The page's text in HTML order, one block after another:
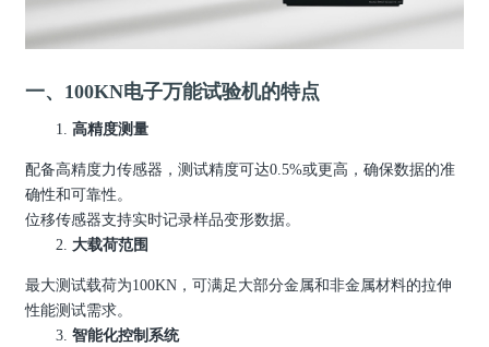
一、100KN电子万能试验机的特点
1.高精度测量
配备高精度力传感器，测试精度可达0.5%或更高，确保数据的准
确性和可靠性。
位移传感器支持实时记录样品变形数据。
2. 大载荷范围
最大测试载荷为100KN ，可满足大部分金属和非金属材料的拉伸
性能测试需求。
3.智能化控制系统